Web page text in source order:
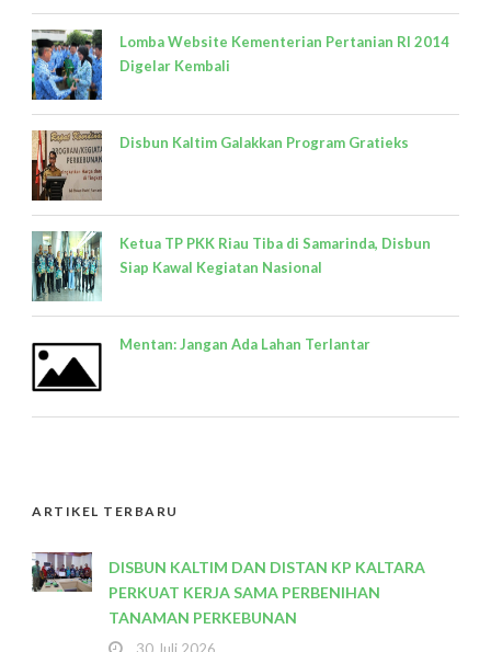
Lomba Website Kementerian Pertanian RI 2014
Digelar Kembali
Disbun Kaltim Galakkan Program Gratieks
Ketua TP PKK Riau Tiba di Samarinda, Disbun
Siap Kawal Kegiatan Nasional
Mentan: Jangan Ada Lahan Terlantar
ARTIKEL TERBARU
DISBUN KALTIM DAN DISTAN KP KALTARA
PERKUAT KERJA SAMA PERBENIHAN
TANAMAN PERKEBUNAN
30 Juli 2026